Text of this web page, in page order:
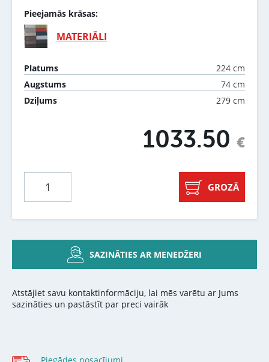
Pieejamās krāsas:
MATERIĀLI
Platums
224 cm
Augstums
74 cm
Dziļums
279 cm
1033.50 €
GROZĀ
SAZINĀTIES AR MENEDŽERI
Atstājiet savu kontaktinformāciju, lai mēs varētu ar Jums
sazināties un pastāstīt par preci vairāk
Piegādes nosacījumi